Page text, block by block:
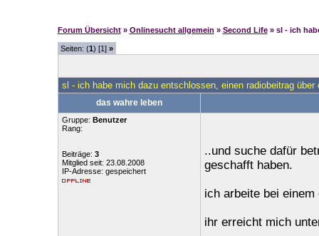
Forum Übersicht » Onlinesucht allgemein » Second Life » sl - ich
Seiten: (1) [1] »
sl - ich habe mich dazu entschlossen, einen radiobeitrag
das wahre leben
Gruppe: Benutzer
Rang:
Beiträge: 3
Mitglied seit: 23.08.2008
IP-Adresse: gespeichert
..und suche dafür
geschafft haben.
ich arbeite bei
ihr erreicht mich